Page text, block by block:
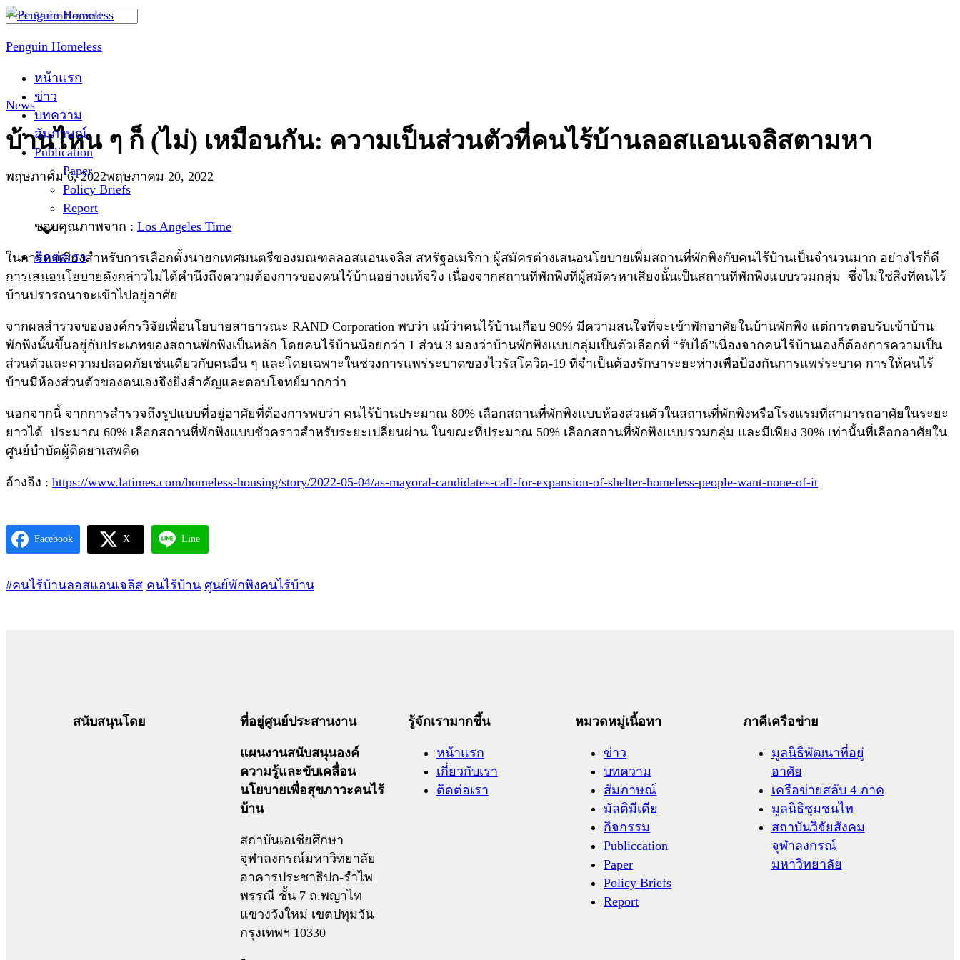
Skip
content
Penguin Homeless
หน้าแรก
ข่าว
บทความ
สัมภาษณ์
Publication
Paper
Policy Briefs
Report
ติดต่อเรา
Search
News
บ้านไหน ๆ ก็ (ไม่) เหมือนกัน: ความเป็นส่วนตัวที่คนไร้บ้านลอสแอนเจลิสตามหา
พฤษภาคม 6, 2022พฤษภาคม 20, 2022
ขอบคุณภาพจาก : Los Angeles Time
ในการหาเสียงสำหรับการเลือกตั้งนายกเทศมนตรีของมณฑลลอสแอนเจลิส สหรัฐอเมริกา ผู้สมัครต่างเสนอนโยบายเพิ่มสถานที่พักพิงกับคนไร้บ้านเป็นจำนวนมาก อย่างไรก็ดี
การเสนอนโยบายดังกล่าวไม่ได้คำนึงถึงความต้องการของคนไร้บ้านอย่างแท้จริง เนื่องจากสถานที่พักพิงที่ผู้สมัครหาเสียงนั้นเป็นสถานที่พักพิงแบบรวมกลุ่ม ซึ่งไม่ใช่สิ่งที่คนไร้
บ้านปรารถนาจะเข้าไปอยู่อาศัย
จากผลสำรวจขององค์กรวิจัยเพื่อนโยบายสาธารณะ RAND Corporation พบว่า แม้ว่าคนไร้บ้านเกือบ 90% มีความสนใจที่จะเข้าพักอาศัยในบ้านพักพิง แต่การตอบรับเข้าบ้าน
พักพิงนั้นขึ้นอยู่กับประเภทของสถานพักพิงเป็นหลัก โดยคนไร้บ้านน้อยกว่า 1 ส่วน 3 มองว่าบ้านพักพิงแบบกลุ่มเป็นตัวเลือกที่ “รับได้”เนื่องจากคนไร้บ้านเองก็ต้องการความเป็น
ส่วนตัวและความปลอดภัยเช่นเดียวกับคนอื่น ๆ และโดยเฉพาะในช่วงการแพร่ระบาดของไวรัสโควิด-19 ที่จำเป็นต้องรักษาระยะห่างเพื่อป้องกันการแพร่ระบาด การให้คนไร้
บ้านมีห้องส่วนตัวของตนเองจึงยิ่งสำคัญและตอบโจทย์มากกว่า
นอกจากนี้ จากการสำรวจถึงรูปแบบที่อยู่อาศัยที่ต้องการพบว่า คนไร้บ้านประมาณ 80% เลือกสถานที่พักพิงแบบห้องส่วนตัวในสถานที่พักพิงหรือโรงแรมที่สามารถอาศัยในระยะ
ยาวได้ ประมาณ 60% เลือกสถานที่พักพิงแบบชั่วคราวสำหรับระยะเปลี่ยนผ่าน ในขณะที่ประมาณ 50% เลือกสถานที่พักพิงแบบรวมกลุ่ม และมีเพียง 30% เท่านั้นที่เลือกอาศัยใน
ศูนย์บำบัดผู้ติดยาเสพติด
อ้างอิง : https://www.latimes.com/homeless-housing/story/2022-05-04/as-mayoral-candidates-call-for-expansion-of-shelter-homeless-people-want-none-of-it
Facebook X Line
#คนไร้บ้านลอสแอนเจลิส คนไร้บ้าน ศูนย์พักพิงคนไร้บ้าน
สนับสนุนโดย ที่อยู่ศูนย์ประสานงาน
แผนงานสนับสนุนองค์
ความรู้และขับเคลื่อน
นโยบายเพื่อสุขภาวะคนไร้
บ้าน
สถาบันเอเชียศึกษา
จุฬาลงกรณ์มหาวิทยาลัย
อาคารประชาธิปก-รำไพ
พรรณี ชั้น 7 ถ.พญาไท
แขวงวังใหม่ เขตปทุมวัน
กรุงเทพฯ 10330
รู้จักเรามากขึ้น
หน้าแรก
เกี่ยวกับเรา
ติดต่อเรา
หมวดหมู่เนื้อหา
ข่าว
บทความ
สัมภาษณ์
มัลติมีเดีย
กิจกรรม
Publiccation
Paper
Policy Briefs
Report
ภาคีเครือข่าย
มูลนิธิพัฒนาที่อยู่
อาศัย
เครือข่ายสลับ 4 ภาค
มูลนิธิชุมชนไท
สถาบันวิจัยสังคม
จุฬาลงกรณ์
มหาวิทยาลัย